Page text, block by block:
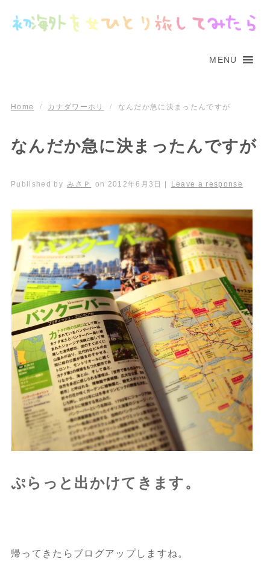
MENU
Home / カナダワーホリ / なんだか急に決まったんですが
なんだか急に決まったんですが
Published by みさＰ on 2012年6月3日 | Leave a response
ぷらっと出かけてきます。
帰ってきたらブログアップしますね。